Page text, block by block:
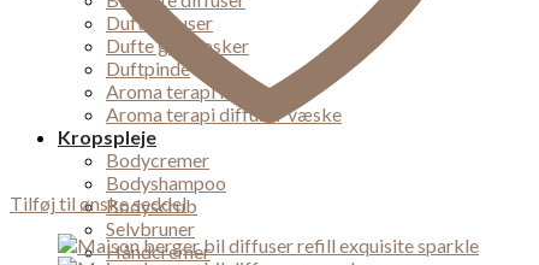
Duft diffuser
Dufte gaveæsker
Duftpinde
Aroma terapi lampe
Aroma terapi diffuser væske
Kropspleje
Bodycremer
Bodyshampoo
Bodyscrub
Selvbruner
Håndcremer
Tilføj til ønske seddel